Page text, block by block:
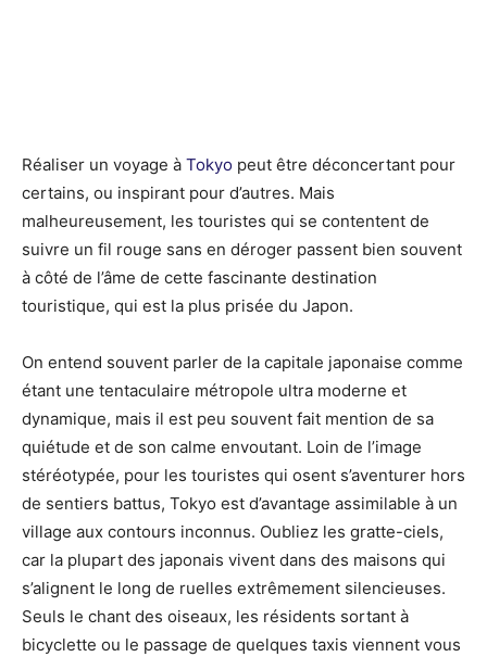
Réaliser un voyage à Tokyo peut être déconcertant pour
certains, ou inspirant pour d’autres. Mais
malheureusement, les touristes qui se contentent de
suivre un fil rouge sans en déroger passent bien souvent
à côté de l’âme de cette fascinante destination
touristique, qui est la plus prisée du Japon.
On entend souvent parler de la capitale japonaise comme
étant une tentaculaire métropole ultra moderne et
dynamique, mais il est peu souvent fait mention de sa
quiétude et de son calme envoutant. Loin de l’image
stéréotypée, pour les touristes qui osent s’aventurer hors
de sentiers battus, Tokyo est d’avantage assimilable à un
village aux contours inconnus. Oubliez les gratte-ciels,
car la plupart des japonais vivent dans des maisons qui
s’alignent le long de ruelles extrêmement silencieuses.
Seuls le chant des oiseaux, les résidents sortant à
bicyclette ou le passage de quelques taxis viennent vous